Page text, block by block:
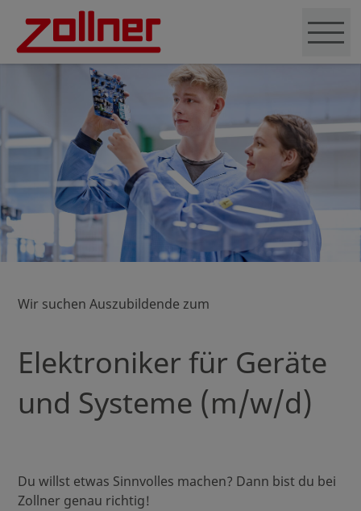
Wir suchen Auszubildende zum
Elektroniker für Geräte
und Systeme (m/w/d)
Du willst etwas Sinnvolles machen? Dann bist du bei
Zollner genau richtig!